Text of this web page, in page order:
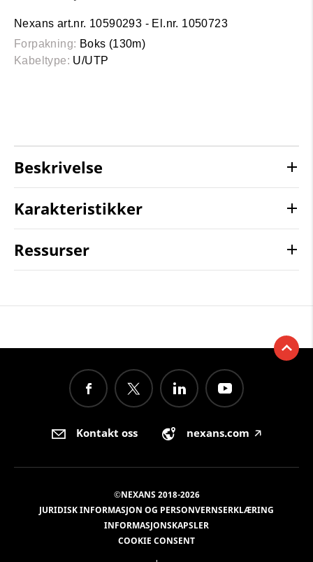
Nexans art.nr. 10590293 - El.nr. 1050723
Forpakning: Boks (130m)
Kabeltype: U/UTP
Beskrivelse
Karakteristikker
Ressurser
Kontakt oss nexans.com 🡥
©NEXANS 2018-2026
JURIDISK INFORMASJON OG PERSONVERNSERKLÆRING
INFORMASJONSKAPSLER
COOKIE CONSENT